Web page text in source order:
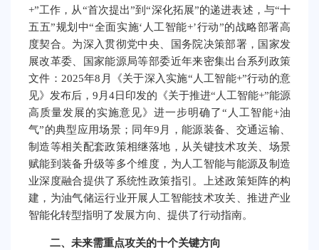
+”工作，从“首次提出”到“深化拓展”的递进表述，与“十
五五”规划中“全面实施‘人工智能+’行动”的战略部署高
度契合。为深入贯彻党中央、国务院决策部署，国家发
展改革委、国家能源局等部委近年来密集出台系列政策
文件：2025年8月《关于深入实施“人工智能+”行动的意
见》发布后，9月4日印发的《关于推进“人工智能+”能源
高质量发展的实施意见》进一步明确了“人工智能+油
气”的典型应用场景；同年9月，能源装备、交通运输、
制造等相关配套政策相继落地，从关键技术攻关、场景
赋能到装备升级等多个维度，为人工智能与能源及制造
业深度融合提供了系统性政策指引。上述政策矩阵的构
建，为油气储运行业开展人工智能技术攻关、推进产业
智能化转型指明了发展方向、提供了行动指南。
二、未来需重点攻关的十个关键方向